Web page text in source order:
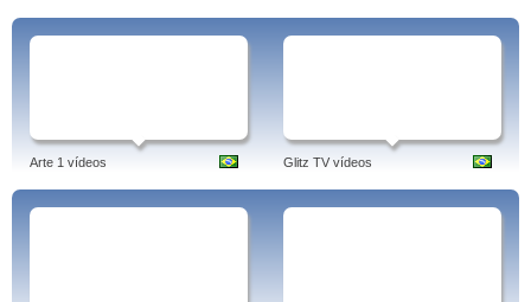
Arte 1 vídeos Glitz TV vídeos